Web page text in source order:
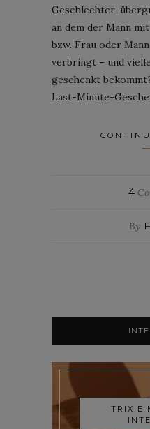
Geschlechter-
an dem der Mann
bzw. Frau oder
verbringt – und
geschenkt
Last-Minute-
4
By
TRIXIE